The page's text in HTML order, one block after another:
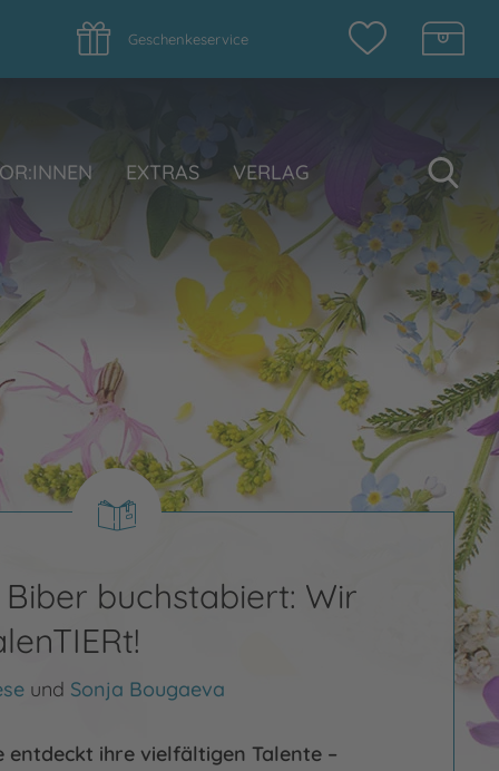
Geschenkeservice
EXTRAS VERLAG
buchstabiert: Wir
und Sonja Bougaeva
entdeckt ihre vielfältigen Talente –